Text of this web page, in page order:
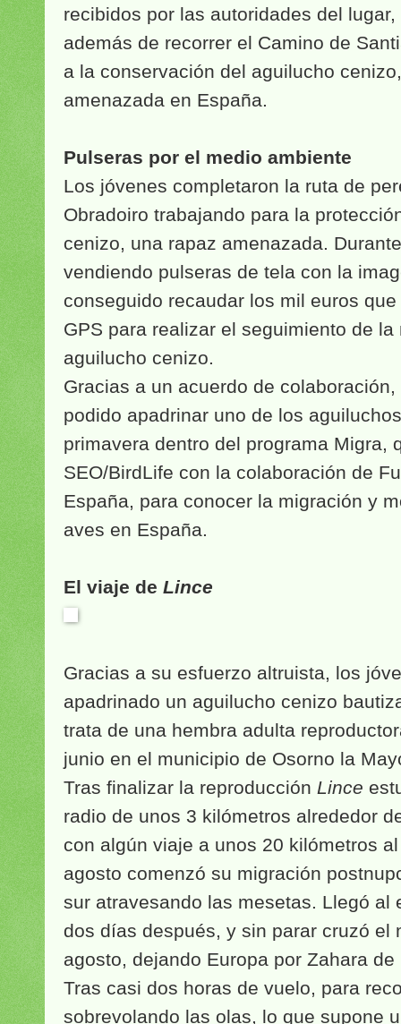
recibidos por las autoridades del
además de recorrer el Camino de
a la conservación del aguilucho
amenazada en España.
Pulseras por el medio ambiente
Los jóvenes completaron la ruta de
Obradoiro trabajando para la
cenizo, una rapaz amenazada.
vendiendo pulseras de tela con la
conseguido recaudar los mil euros
GPS para realizar el seguimiento de
aguilucho cenizo.
Gracias a un acuerdo de colaboración,
podido apadrinar uno de los
primavera dentro del programa Migra,
SEO/BirdLife con la colaboración de
España, para conocer la migración y
aves en España.
El viaje de Lince
Gracias a su esfuerzo altruista, los
apadrinado un aguilucho cenizo
trata de una hembra adulta
junio en el municipio de Osorno la
Tras finalizar la reproducción Lince
radio de unos 3 kilómetros alrededor
con algún viaje a unos 20 kilómetros
agosto comenzó su migración
sur atravesando las mesetas. Llegó al
dos días después, y sin parar cruzó el
agosto, dejando Europa por Zahara
Tras casi dos horas de vuelo, para
sobrevolando las olas, lo que supone